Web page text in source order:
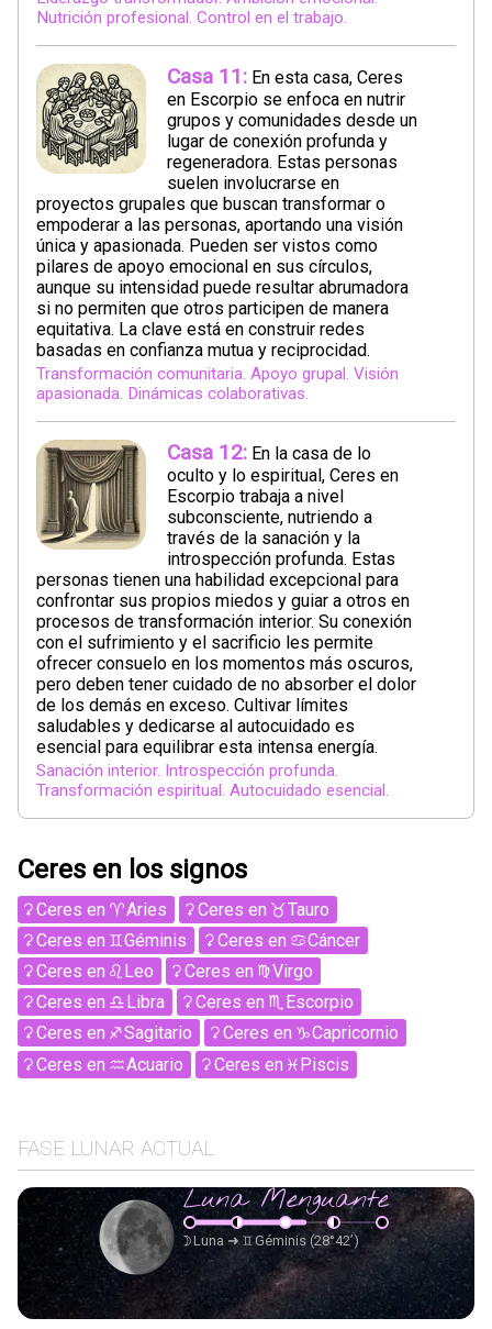
Nutrición profesional. Control en el trabajo.
Casa 11: En esta casa, Ceres
en Escorpio se enfoca en nutrir
grupos y comunidades desde un
lugar de conexión profunda y
regeneradora. Estas personas
suelen involucrarse en
proyectos grupales que buscan transformar o
empoderar a las personas, aportando una visión
única y apasionada. Pueden ser vistos como
pilares de apoyo emocional en sus círculos,
aunque su intensidad puede resultar abrumadora
si no permiten que otros participen de manera
equitativa. La clave está en construir redes
basadas en confianza mutua y reciprocidad.
Transformación comunitaria. Apoyo grupal. Visión
apasionada. Dinámicas colaborativas.
Casa 12: En la casa de lo
oculto y lo espiritual, Ceres en
Escorpio trabaja a nivel
subconsciente, nutriendo a
través de la sanación y la
introspección profunda. Estas
personas tienen una habilidad excepcional para
confrontar sus propios miedos y guiar a otros en
procesos de transformación interior. Su conexión
con el sufrimiento y el sacrificio les permite
ofrecer consuelo en los momentos más oscuros,
pero deben tener cuidado de no absorber el dolor
de los demás en exceso. Cultivar límites
saludables y dedicarse al autocuidado es
esencial para equilibrar esta intensa energía.
Sanación interior. Introspección profunda.
Transformación espiritual. Autocuidado esencial.
Ceres en los signos
Ceres en Aries Ceres en
Tauro
Ceres en Géminis Ceres en
Cáncer
Ceres en Leo Ceres en
Virgo
Ceres en Libra Ceres en
Escorpio
Ceres en Sagitario Ceres en
Capricornio
Ceres en Acuario Ceres en Piscis
FASE LUNAR ACTUAL
Luna Menguante
Luna➜ Géminis (28°42’)